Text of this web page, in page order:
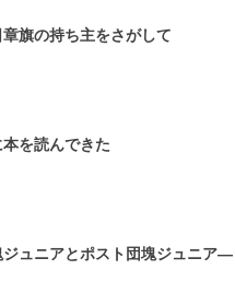
旗の持ち主をさがして
を読んできた
ュニアとポスト団塊ジュニア―